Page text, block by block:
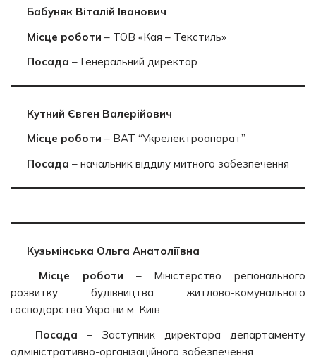
Бабуняк Віталій Іванович
Місце роботи – ТОВ «Кая – Текстиль»
Посада – Генеральний директор
Кутний Євген Валерійович
Місце роботи – ВАТ “Укрелектроапарат”
Посада – начальник відділу митного забезпечення
Кузьмінська Ольга Анатоліївна
Місце роботи – Міністерство регіонального
розвитку будівництва житлово-комунального
господарства України м. Київ
Посада – Заступник директора департаменту
адміністративно-організаційного забезпечення